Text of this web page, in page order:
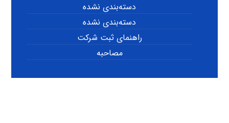
دسته‌بندی نشده
دسته‌بندی نشده
راهنمای ثبت شرکت
مصاحبه